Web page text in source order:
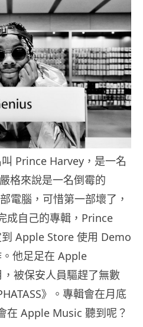
Prince Harvey，是一名
格來說是一名倒霉的
電腦，可惜第一部壞了，
成自己的專輯，Prince
Apple Store 使用 Demo
他足足在 Apple
被保安人員驅趕了無數
》。專輯會在月底
在 Apple Music 聽到呢？